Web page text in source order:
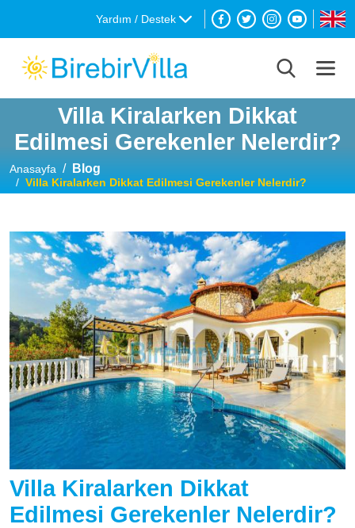
Yardım / Destek
Villa Kiralarken Dikkat
Edilmesi Gerekenler Nelerdir?
Anasayfa Blog
Villa Kiralarken Dikkat Edilmesi Gerekenler Nelerdir?
Villa Kiralarken Dikkat
Edilmesi Gerekenler Nelerdir?